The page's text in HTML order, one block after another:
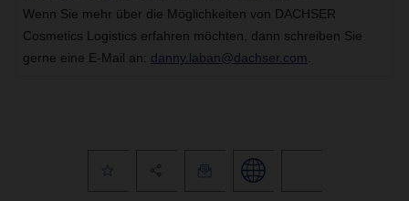
Wenn Sie mehr über die Möglichkeiten von DACHSER
Cosmetics Logistics erfahren möchten, dann schreiben Sie
gerne eine E-Mail an: danny.laban@dachser.com